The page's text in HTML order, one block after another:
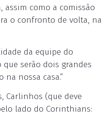
assim como a comissão
o confronto de volta, na
da equipe do
serão dois grandes
nossa casa.”
Carlinhos (que deve
lado do Corinthians: